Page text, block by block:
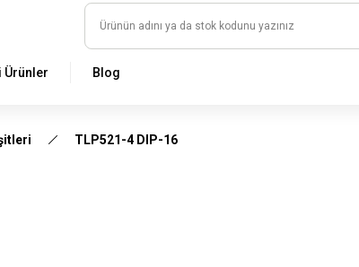
HAYAL ET -
Ürünler Blog
TLP521-4 DIP-16